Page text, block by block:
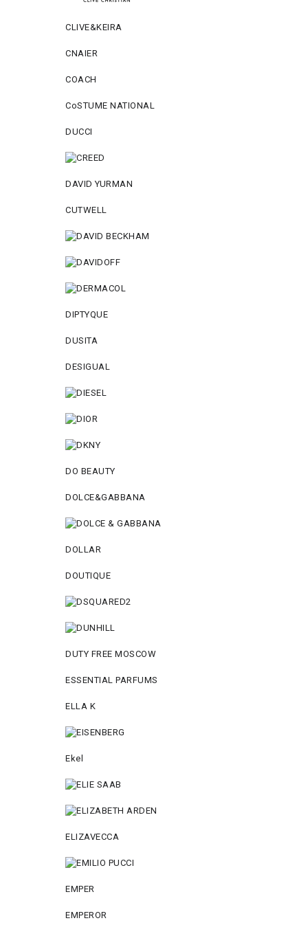
CLIVE&KEIRA
CNAIER
COACH
CoSTUME NATIONAL
DUCCI
DAVID YURMAN
CUTWELL
DIPTYQUE
DUSITA
DESIGUAL
DO BEAUTY
DOLCE&GABBANA
DOLLAR
DOUTIQUE
DUTY FREE MOSCOW
ESSENTIAL PARFUMS
ELLA K
Ekel
ELIZAVECCA
EMPER
EMPEROR